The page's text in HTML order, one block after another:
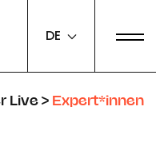
DE
Live > Expert*innen